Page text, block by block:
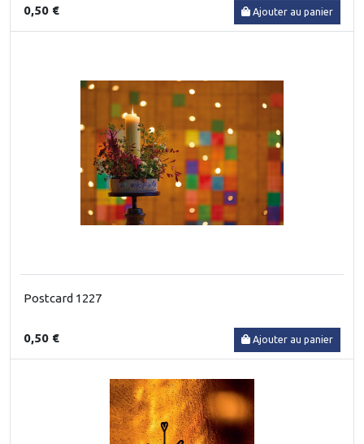
0,50 € Ajouter au panier
Postcard 1227
0,50 € Ajouter au panier